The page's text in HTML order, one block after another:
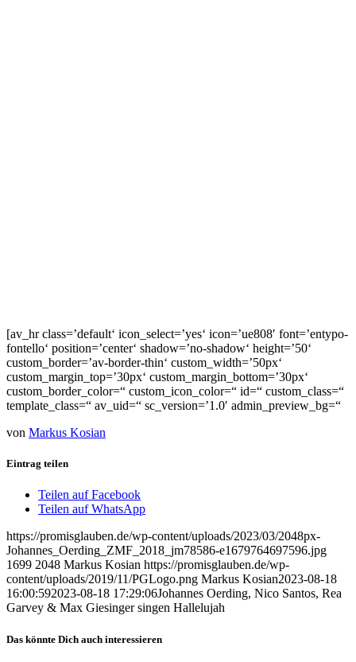
[av_hr class=’default‘ icon_select=’yes‘ icon=’ue808′ font=’entypo-
fontello‘ position=’center‘ shadow=’no-shadow‘ height=’50‘
custom_border=’av-border-thin‘ custom_width=’50px‘
custom_margin_top=’30px‘ custom_margin_bottom=’30px‘
custom_border_color=“ custom_icon_color=“ id=“ custom_class=“
template_class=“ av_uid=“ sc_version=’1.0′ admin_preview_bg=“
von Markus Kosian
Eintrag teilen
Teilen auf Facebook
Teilen auf WhatsApp
https://promisglauben.de/wp-content/uploads/2023/03/2048px-
Johannes_Oerding_ZMF_2018_jm78586-e1679764697596.jpg
1699 2048 Markus Kosian https://promisglauben.de/wp-
content/uploads/2019/11/PGLogo.png Markus Kosian2023-08-18
16:00:592023-08-18 17:29:06Johannes Oerding, Nico Santos, Rea
Garvey & Max Giesinger singen Hallelujah
Das könnte Dich auch interessieren